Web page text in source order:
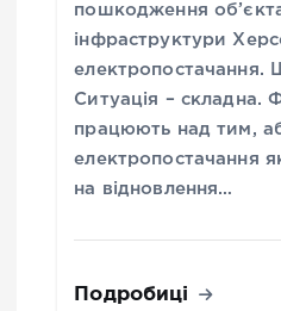
пошкодження
інфраструктури
електропостачання.
Ситуація – складна.
працюють над тим,
електропостачання
на відновлення…
Подробиці